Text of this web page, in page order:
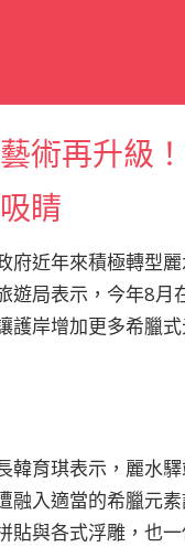
術再升級
睛
府近年來積極轉型
遊局表示，今年8月
護岸增加更多希臘
韓育琪表示，麗水
融入適當的希臘元
貼與各式浮雕，也